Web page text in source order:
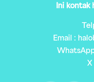
Ini kontak
Email :
X